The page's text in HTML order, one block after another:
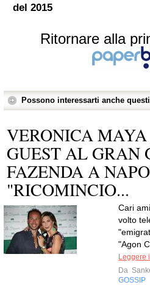
del 2015
Ritornare alla
Possono interessarti anche
VERONICA
GUEST AL
FAZENDA A
"RICOMINCIO...
Cari
volto
"Agon
Leggere
Da
GOSSIP